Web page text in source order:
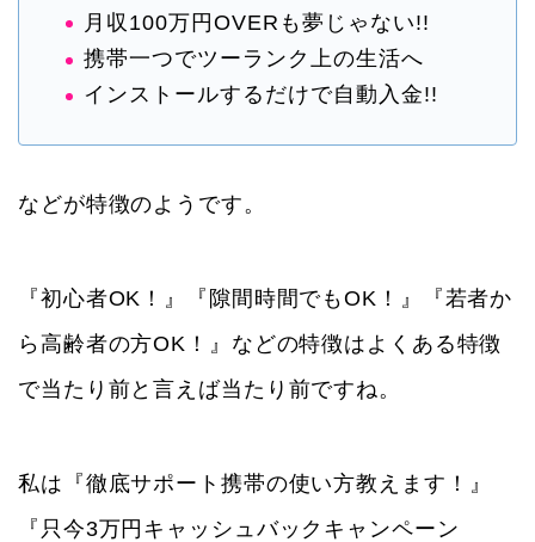
月収100万円OVERも夢じゃない!!
携帯一つでツーランク上の生活へ
インストールするだけで自動入金!!
などが特徴のようです。
『初心者OK！』『隙間時間でもOK！』『若者か
ら高齢者の方OK！』などの特徴はよくある特徴
で当たり前と言えば当たり前ですね。
私は『徹底サポート携帯の使い方教えます！』
『只今3万円キャッシュバックキャンペーン